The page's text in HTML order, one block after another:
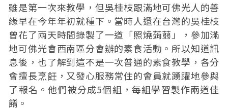
雖是第一次來教學，但吳桂枝跟滿地可佛光人的善
緣早在今年年初就種下。當時人還在台灣的吳桂枝
曾花了兩天時間錄製了一道「照燒蒟蒻」，參加滿
地可佛光會西南區分會辦的素食活動。所以知道訊
息後，也了解到這不是一次普通的素食教學，各分
會擅長烹飪，又發心服務常住的會員就踴躍地參與
了報名。他們被分成5個組，每組學習製作兩道佳
餚。